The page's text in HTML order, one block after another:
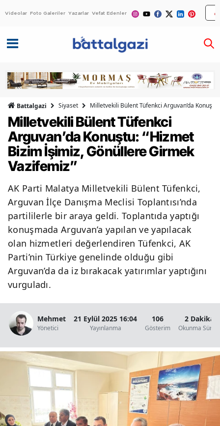
Videolar Foto Galeriler Yazarlar Vefat Edenler
Battalgazi Siyaset Milletvekili Bülent Tüfenkci Arguvan’da
Milletvekili Bülent Tüfenkci
Arguvan’da Konuştu: “Hizmet
Bizim İşimiz, Gönüllere Girmek
Vazifemiz”
AK Parti Malatya Milletvekili Bülent Tüfenkci,
Arguvan İlçe Danışma Meclisi Toplantısı’nda
partililerle bir araya geldi. Toplantıda yaptığı
konuşmada Arguvan’a yapılan ve yapılacak
olan hizmetleri değerlendiren Tüfenkci, AK
Parti’nin Türkiye genelinde olduğu gibi
Arguvan’da da iz bırakacak yatırımlar yaptığını
vurguladı.
Mehmet
Yönetici
21 Eylül 2025 16:04
Yayınlanma
106
Gösterim
2 Dakika
Okunma Süresi